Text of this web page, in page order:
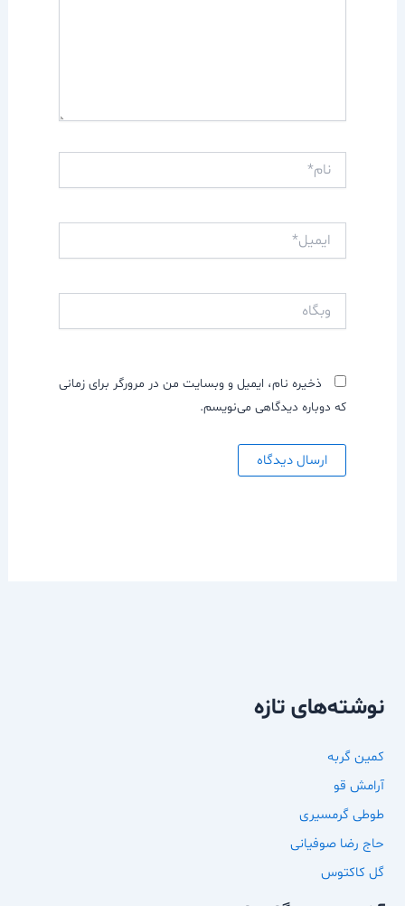
ذخیره نام، ایمیل و وبسایت من در مرورگر برای زمانی
که دوباره دیدگاهی می‌نویسم.
نوشته‌های تازه
کمین گربه
آرامش قو
طوطی گرمسیری
حاج رضا صوفیانی
گل کاکتوس